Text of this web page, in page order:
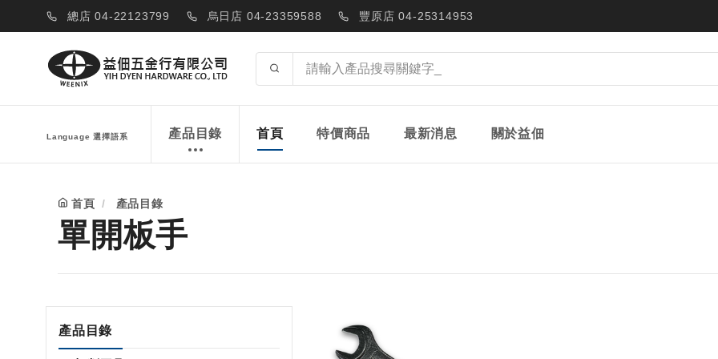
總店 04-22123799 烏日店 04-23359588 豐原店 04-25314953
Language 選擇語系 產品目錄 首頁 特價商品 最新消息 關於益佃
首頁 產品目錄
單開板手
產品目錄